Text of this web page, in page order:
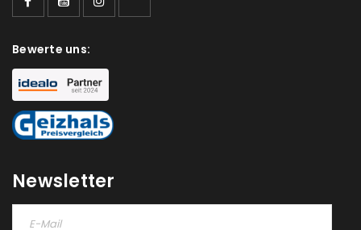
us
Ich stimme zu
Ja, ich möchte ein Kundenkonto eröffnen und
akzeptiere die
Bewerte uns:
Newsletter